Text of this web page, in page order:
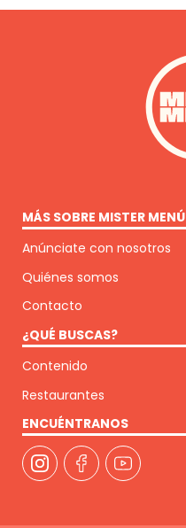
MÁS SOBRE MISTER MENÚ
Anúnciate con nosotros
Quiénes somos
Contacto
¿QUÉ BUSCAS?
Contenido
Restaurantes
ENCUÉNTRANOS